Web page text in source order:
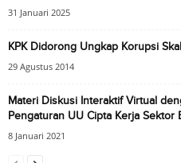
31 Januari 2025
KPK Didorong Ungkap Korupsi
29 Agustus 2014
Materi Diskusi Interaktif Virtual
Pengaturan UU Cipta Kerja Sektor
8 Januari 2021